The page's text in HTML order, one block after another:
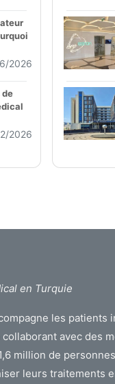
2026
de
2026
en Turquie
les patients
avec des
million de
leurs traitements